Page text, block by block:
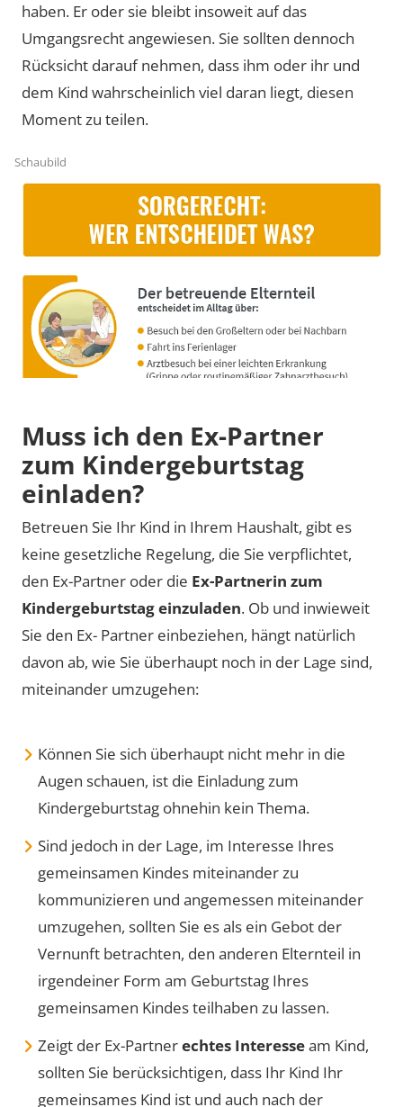
Schaubild
haben. Er oder sie bleibt insoweit auf das
Umgangsrecht angewiesen. Sie sollten dennoch
Rücksicht darauf nehmen, dass ihm oder ihr und
dem Kind wahrscheinlich viel daran liegt, diesen
Moment zu teilen.
Muss ich den Ex-Partner
zum Kindergeburtstag
einladen?
Betreuen Sie Ihr Kind in Ihrem Haushalt, gibt es
keine gesetzliche Regelung, die Sie verpflichtet,
den Ex-Partner oder die Ex-Partnerin zum
Kindergeburtstag einzuladen. Ob und inwieweit
Sie den Ex- Partner einbeziehen, hängt natürlich
davon ab, wie Sie überhaupt noch in der Lage sind,
miteinander umzugehen:
Können Sie sich überhaupt nicht mehr in die
Augen schauen, ist die Einladung zum
Kindergeburtstag ohnehin kein Thema.
Sind jedoch in der Lage, im Interesse Ihres
gemeinsamen Kindes miteinander zu
kommunizieren und angemessen miteinander
umzugehen, sollten Sie es als ein Gebot der
Vernunft betrachten, den anderen Elternteil in
irgendeiner Form am Geburtstag Ihres
gemeinsamen Kindes teilhaben zu lassen.
Zeigt der Ex-Partnerechtes Interesseam Kind,
sollten Sie berücksichtigen, dass Ihr Kind Ihr
gemeinsames Kind ist und auch nach der